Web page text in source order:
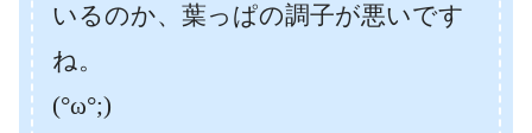
いるのか、葉っぱの調子が悪いです
ね。
(°ω°;)